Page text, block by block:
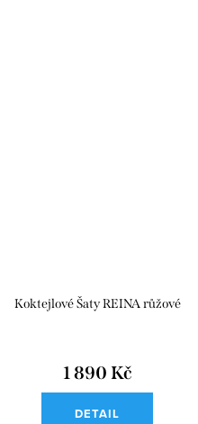
Koktejlové Šaty REINA růžové
1 890 Kč
DETAIL